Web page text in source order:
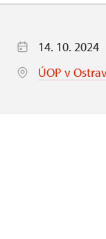
14. 10. 2024
ÚOP v